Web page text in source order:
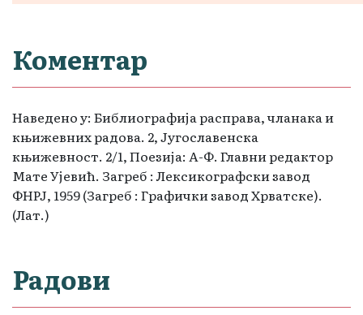
Коментар
Наведено у: Библиографија расправа, чланака и
књижевних радова. 2, Југославенска
књижевност. 2/1, Поезија: А-Ф. Главни редактор
Мате Ујевић. Загреб : Лексикографски завод
ФНРЈ, 1959 (Загреб : Графички завод Хрватске).
(Лат.)
Радови